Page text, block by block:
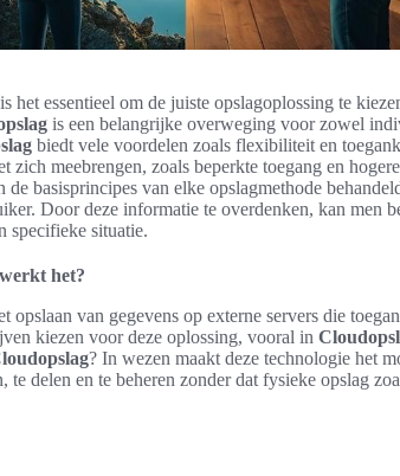
het essentieel om de juiste opslagoplossing te
is een belangrijke overweging voor zowel
biedt vele voordelen zoals flexibiliteit en
zich meebrengen, zoals beperkte toegang en
basisprincipes van elke opslagmethode
Door deze informatie te overdenken, kan men
specifieke situatie.
het?
opslaan van gegevens op externe servers die
kiezen voor deze oplossing, vooral in
? In wezen maakt deze technologie het
te delen en te beheren zonder dat fysieke opslag